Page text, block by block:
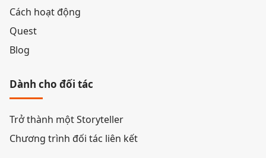
Cách hoạt động
Quest
Blog
Dành cho đối tác
Trở thành một Storyteller
Chương trình đối tác liên kết